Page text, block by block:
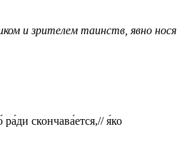
и зрителем таинств, явно нося
скончава́ется,// я́ко